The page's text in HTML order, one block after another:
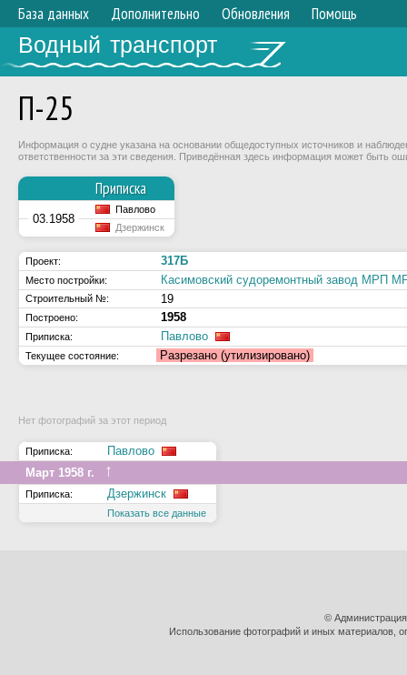
База данных Дополнительно Обновления Помощь
Водный транспорт
П-25
Информация о судне указана на основании общедоступных источников и
ответственности за эти сведения. Приведённая здесь информация может быть
Приписка
03.1958
Павлово
Дзержинск
Проект: 317Б
Место постройки: Касимовский судоремонтный завод МРП
Строительный №: 19
Построено: 1958
Приписка: Павлово
Текущее состояние: Разрезано (утилизировано)
Нет фотографий за этот период
Приписка:
Павлово
Март 1958 г.
↑
Приписка: Дзержинск
Показать все данные
©
Использование фотографий и иных материалов,